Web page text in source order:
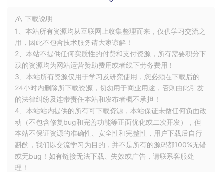
ApplicationEvent事件。
2.2、批量入库
思想：批量数据插入数据库时，可以在批处理执行完成
后一次性插入或更新数据库，避免多次 IO。具体使用可参考
文章：springBoot对接kafka,批量、并发、异步获取消息,
并动态、批量插入库表。
//for循环单笔入库 list.stream().forEatch(msg->{
2.3、池化技术
下载说明：
1、本站所有资源均从互联网上收集整理而来，仅供学习交流之
用，因此不包含技术服务请大家谅解！
2、本站不提供任何实质性的付费和支付资源，所有需要积分下
载的资源均为网站运营赞助费用或者线下劳务费用！
3、本站所有资源仅用于学习及研究使用，您必须在下载后的
24小时内删除所下载资源，切勿用于商业用途，否则由此引发
的法律纠纷及连带责任本站和发布者概不承担！
4、本站站内提供的所有可下载资源，本站保证未做任何负面改
动（不包含修复bug和完善功能等正面优化或二次开发），但
本站不保证资源的准确性、安全性和完整性，用户下载后自行
斟酌，我们以交流学习为目的，并不是所有的源码都100%无错
或无bug！如有链接无法下载、失效或广告，请联系客服处
理！